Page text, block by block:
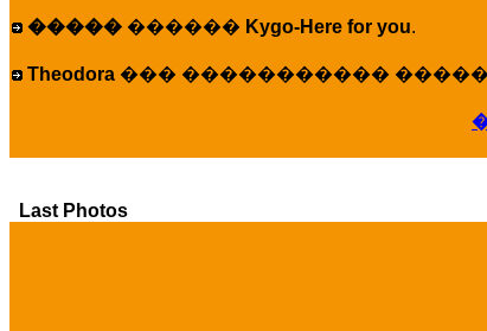
����� ������ Kygo-Here for you.
Theodora ��� �����������
Last Photos